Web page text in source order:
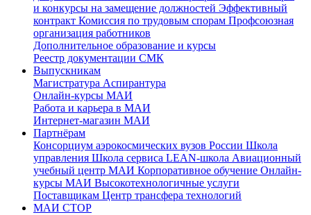
и конкурсы на замещение должностей Эффективный
контракт Комиссия по трудовым спорам Профсоюзная
организация работников
Дополнительное образование и курсы
Реестр документации СМК
Выпускникам
Магистратура Аспирантура
Онлайн-курсы МАИ
Работа и карьера в МАИ
Интернет-магазин МАИ
Партнёрам
Консорциум аэрокосмических вузов России Школа
управления Школа сервиса LEAN-школа Авиационный
учебный центр МАИ Корпоративное обучение Онлайн-
курсы МАИ Высокотехнологичные услуги
Поставщикам Центр трансфера технологий
МАИ СТОР